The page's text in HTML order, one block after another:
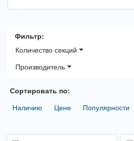
Фильтр:
Количество секций
Производитель
Сортировать по:
Наличию
Цене Популярности